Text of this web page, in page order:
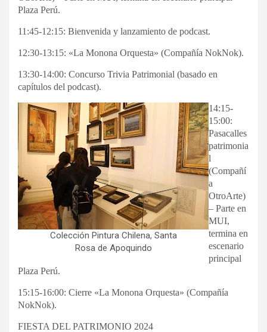
Plaza Perú.
11:45-12:15: Bienvenida y lanzamiento de podcast.
12:30-13:15: «La Monona Orquesta» (Compañía NokNok).
13:30-14:00: Concurso Trivia Patrimonial (basado en
capítulos del podcast).
Colección Pintura Chilena, Santa
Rosa de Apoquindo
14:15-
15:00:
Pasacalles
patrimonia
l
(Compañí
a
OtroArte)
– Parte en
MUI,
termina en
escenario
principal
Plaza Perú.
15:15-16:00: Cierre «La Monona Orquesta» (Compañía
NokNok).
FIESTA DEL PATRIMONIO 2024